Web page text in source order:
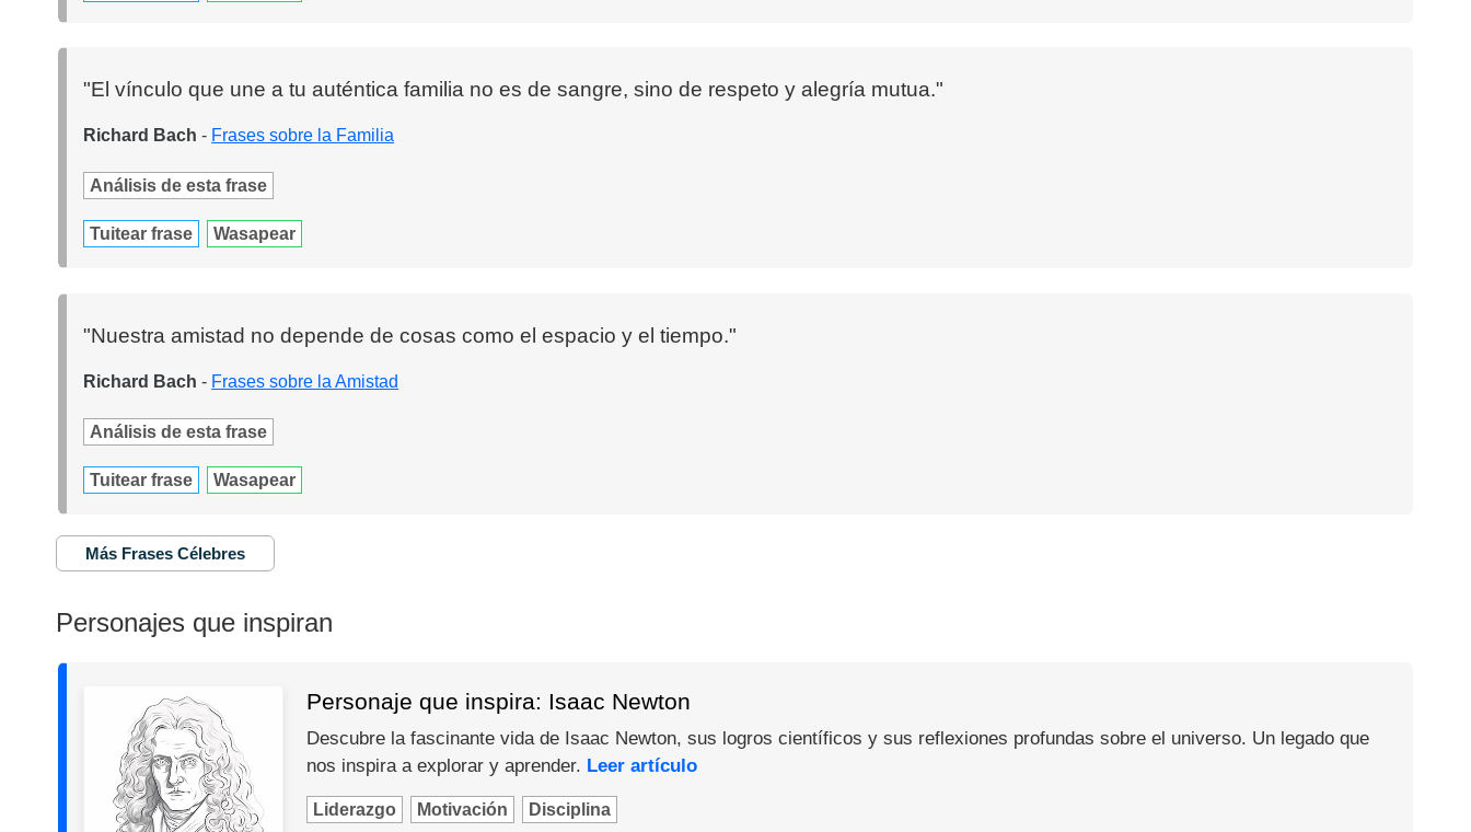
"El vínculo que une a tu auténtica familia no es de sangre, sino de respeto y alegría mutua."
Richard Bach - Frases sobre la Familia
Análisis de esta frase
Tuitear frase Wasapear
"Nuestra amistad no depende de cosas como el espacio y el tiempo."
Richard Bach - Frases sobre la Amistad
Análisis de esta frase
Tuitear frase Wasapear
Más Frases Célebres
Personajes que inspiran
Personaje que inspira: Isaac Newton
Descubre la fascinante vida de Isaac Newton, sus logros científicos y sus reflexiones profundas sobre el universo. Un legado que
nos inspira a explorar y aprender. Leer artículo
Liderazgo Motivación Disciplina